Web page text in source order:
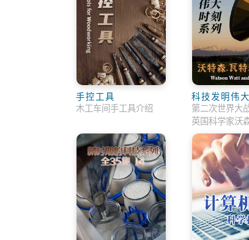
手控工具
木工车间手工具介绍
科技发明伟
沃特森·瓦特
第二次世界大
英国科学家沃
制出了雷达。